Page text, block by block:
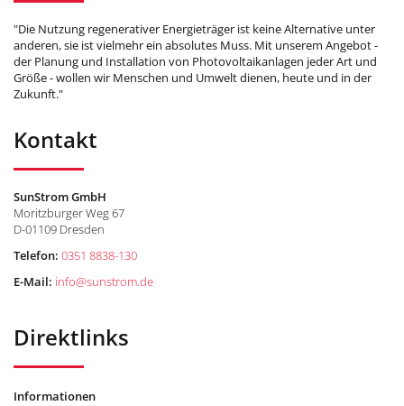
"Die Nutzung regenerativer Energieträger ist keine Alternative unter
anderen, sie ist vielmehr ein absolutes Muss. Mit unserem Angebot -
der Planung und Installation von Photovoltaikanlagen jeder Art und
Größe - wollen wir Menschen und Umwelt dienen, heute und in der
Zukunft."
Kontakt
SunStrom GmbH
Moritzburger Weg 67
D-01109 Dresden
Telefon: 0351 8838-130
E-Mail: info@sunstrom.de
Direktlinks
Informationen